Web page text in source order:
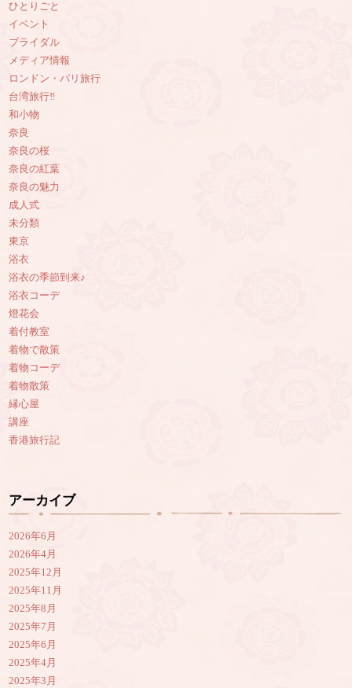
ひとりごと
イベント
ブライダル
メディア情報
ロンドン・パリ旅行
台湾旅行‼︎
和小物
奈良
奈良の桜
奈良の紅葉
奈良の魅力
成人式
未分類
東京
浴衣
浴衣の季節到来♪
浴衣コーデ
燈花会
着付教室
着物で散策
着物コーデ
着物散策
縁心屋
講座
香港旅行記
アーカイブ
2026年6月
2026年4月
2025年12月
2025年11月
2025年8月
2025年7月
2025年6月
2025年4月
2025年3月